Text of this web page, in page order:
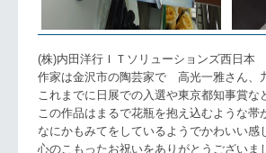
(株)内田洋行ＩＴソリューションズ西日本
作家は金沢市の陶芸家で 高光一雅さん、
これまでに日展での入選や東京都知事賞な
この作品はまるで花瓶を抱え込むような
なにかもみてをしているようでかわいい感
心のこもったお祝いをありがとうございま